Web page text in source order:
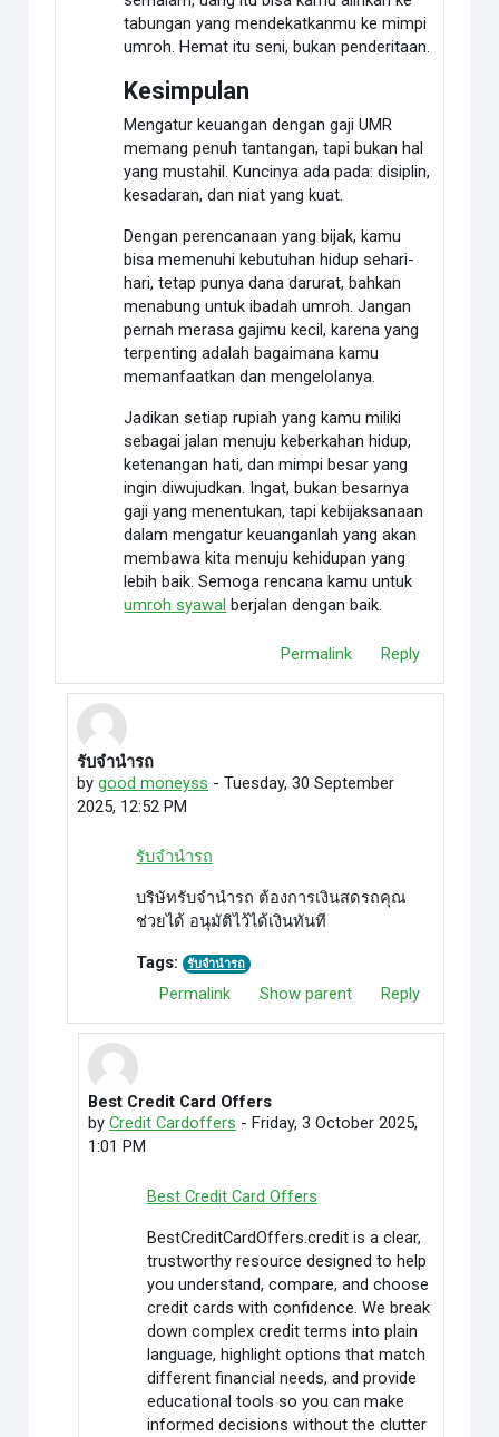
tabungan yang mendekatkanmu ke mimpi
umroh. Hemat itu seni, bukan penderitaan.
Kesimpulan
Mengatur keuangan dengan gaji UMR
memang penuh tantangan, tapi bukan hal
yang mustahil. Kuncinya ada pada: disiplin,
kesadaran, dan niat yang kuat.
Dengan perencanaan yang bijak, kamu
bisa memenuhi kebutuhan hidup sehari-
hari, tetap punya dana darurat, bahkan
menabung untuk ibadah umroh. Jangan
pernah merasa gajimu kecil, karena yang
terpenting adalah bagaimana kamu
memanfaatkan dan mengelolanya.
Jadikan setiap rupiah yang kamu miliki
sebagai jalan menuju keberkahan hidup,
ketenangan hati, dan mimpi besar yang
ingin diwujudkan. Ingat, bukan besarnya
gaji yang menentukan, tapi kebijaksanaan
dalam mengatur keuanganlah yang akan
membawa kita menuju kehidupan yang
lebih baik. Semoga rencana kamu untuk
umroh syawal berjalan dengan baik.
Permalink Reply
In reply to Halo Muda
รับจำนำรถ
by good moneyss - Tuesday, 30 September
2025, 12:52 PM
รับจำนำรถ
บริษัทรับจำนำรถ ต้องการเงินสดรถคุณ
ช่วยได้ อนุมัติไว้ได้เงินทันที
Tags: รับจำนำรถ
Permalink Show parent Reply
In reply to good moneyss
Best Credit Card Offers
byCredit Cardoffers -Friday, 3 October 2025,
1:01 PM
Best Credit Card Offers
BestCreditCardOffers.credit is a clear,
trustworthy resource designed to help
you understand, compare, and choose
credit cards with confidence. We break
down complex credit terms into plain
language, highlight options that match
different financial needs, and provide
educational tools so you can make
informed decisions without the clutter